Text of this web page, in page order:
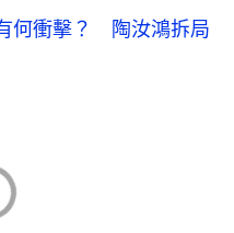
何衝擊？ 陶汝鴻拆局